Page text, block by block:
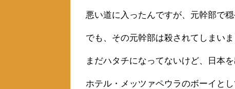
悪い道に入ったんですが、元幹部で
でも、その元幹部は殺されてしまいま
まだハタチになってないけど、日本
ホテル・メッツァペウラのボーイと